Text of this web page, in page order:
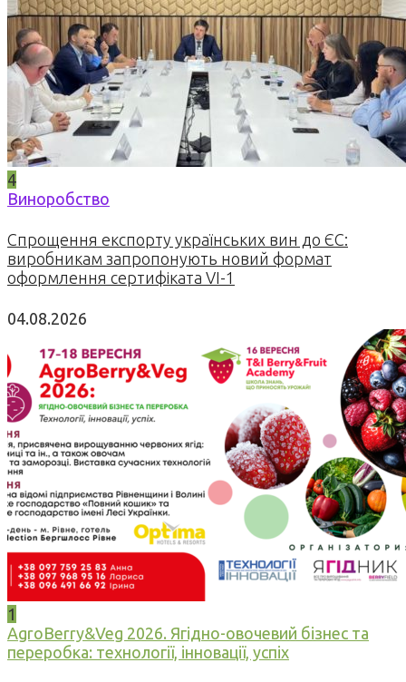
4
Виноробство
Спрощення експорту українських вин до ЄС:
виробникам запропонують новий формат
оформлення сертифіката VI-1
04.08.2026
1
AgroBerry&Veg 2026. Ягідно-овочевий бізнес та
переробка: технології, інновації, успіх